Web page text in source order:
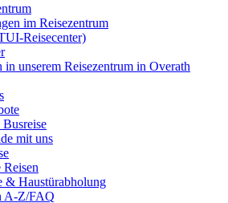
im Reisezentrum
Reisecenter)
in unserem Reisezentrum in Overath
mit uns
Reisen
& Haustürabholung
A-Z/FAQ